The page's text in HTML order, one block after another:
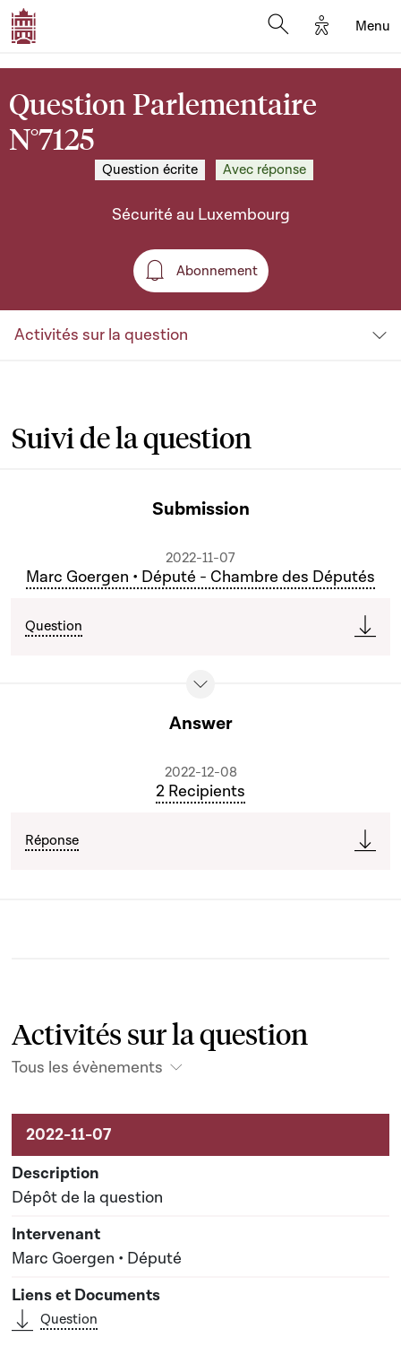
Options
Menu
Question Parlementaire
N°7125
Question écrite Avec réponse
Sécurité au Luxembourg
Abonnement
Abonnement
Activités sur la question
Suivi de la question
Submission
2022-11-07
Marc Goergen • Député - Chambre des Députés
Question
Answer
2022-12-08
2 Recipients
Réponse
Activités sur la question
Tous les évènements
Activités sur le dossier
Dépôt de la question
Marc Goergen • Député
Question